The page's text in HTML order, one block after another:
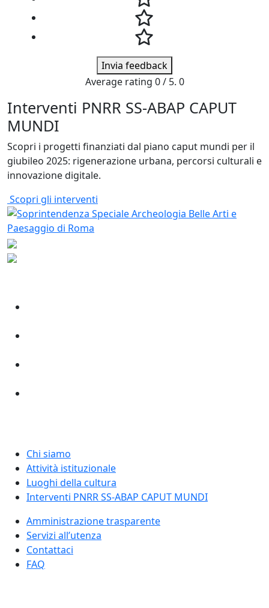
Invia feedback
Average rating 0/ 5. 0
Interventi PNRR SS-ABAP CAPUT
MUNDI
Scopri i progetti finanziati dal piano caput mundi per il
giubileo 2025: rigenerazione urbana, percorsi culturali e
innovazione digitale.
Scopri gli interventi
Chi siamo
Attività istituzionale
Luoghi della cultura
Interventi PNRR SS-ABAP CAPUT MUNDI
Amministrazione trasparente
Servizi all’utenza
Contattaci
FAQ